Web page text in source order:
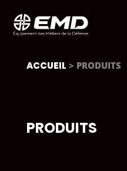
ACCUEIL > PRODUITS
PRODUITS